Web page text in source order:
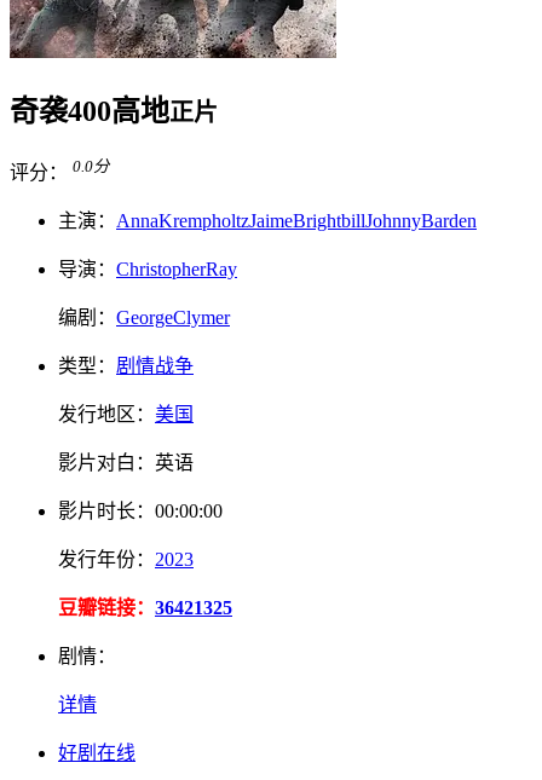
奇袭400高地正片
评分： 0.0分
主演： AnnaKrempholtzJaimeBrightbillJohnnyBarden
导演： ChristopherRay
编剧： GeorgeClymer
类型： 剧情战争
发行地区： 美国
影片对白： 英语
影片时长： 00:00:00
发行年份： 2023
豆瓣链接： 36421325
剧情：
详情
好剧在线